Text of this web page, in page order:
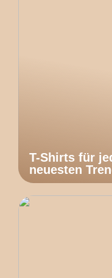
T-Shirts für
neuesten